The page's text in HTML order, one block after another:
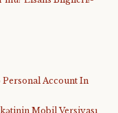
Account In
Mobil Versiyası